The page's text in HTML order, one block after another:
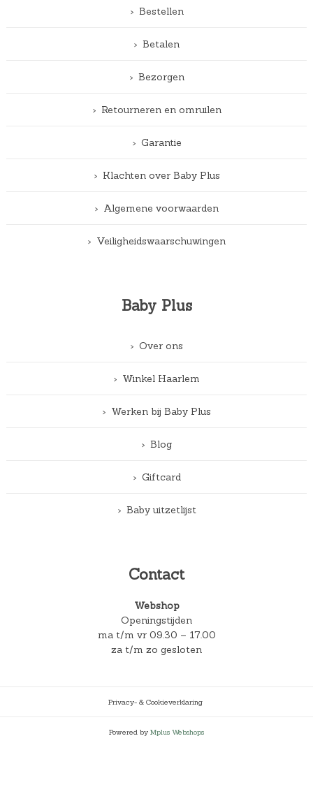
Bestellen
Betalen
Bezorgen
Retourneren en omruilen
Garantie
Klachten over Baby Plus
Algemene voorwaarden
Veiligheidswaarschuwingen
Baby Plus
Over ons
Winkel Haarlem
Werken bij Baby Plus
Blog
Giftcard
Baby uitzetlijst
Contact
Webshop
Openingstijden
ma t/m vr 09.30 – 17.00
za t/m zo gesloten
Privacy- & Cookieverklaring
Powered by Mplus Webshops